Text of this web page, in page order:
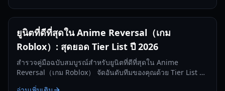
ยูนิตที่ดีที่สุดใน Anime Reversal（เกม
Roblox）: สุดยอด Tier List ปี 2026
สำรวจคู่มือฉบับสมบูรณ์สำหรับยูนิตที่ดีที่สุดใน Anime
Reversal（เกม Roblox） จัดอันดับทีมของคุณด้วย Tier List ปี